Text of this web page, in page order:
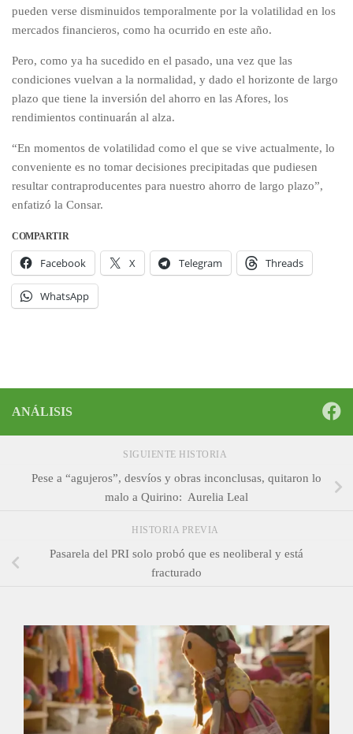
pueden verse disminuidos temporalmente por la volatilidad en los
mercados financieros, como ha ocurrido en este año.
Pero, como ya ha sucedido en el pasado, una vez que las
condiciones vuelvan a la normalidad, y dado el horizonte de largo
plazo que tiene la inversión del ahorro en las Afores, los
rendimientos continuarán al alza.
“En momentos de volatilidad como el que se vive actualmente, lo
conveniente es no tomar decisiones precipitadas que pudiesen
resultar contraproducentes para nuestro ahorro de largo plazo”,
enfatizó la Consar.
COMPARTIR
Facebook X Telegram Threads
WhatsApp
ANÁLISIS
SIGUIENTE HISTORIA
Pese a “agujeros”, desvíos y obras inconclusas, quitaron lo
malo a Quirino: Aurelia Leal
HISTORIA PREVIA
Pasarela del PRI solo probó que es neoliberal y está
fracturado